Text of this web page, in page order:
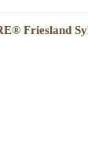
Friesland